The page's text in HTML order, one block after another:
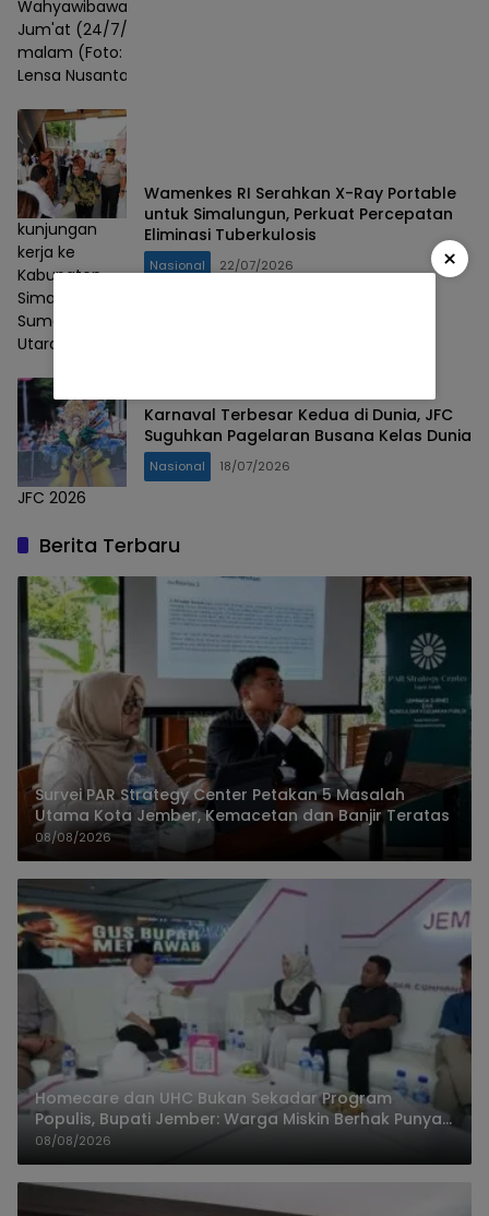
Wahyawibawagraha,
Jum'at (24/7/2026)
malam (Foto: Badri/
Lensa Nusantara)
kunjungan
kerja ke
Kabupaten
Simalungun,
Sumatera
Utara
Wamenkes RI Serahkan X-Ray Portable
untuk Simalungun, Perkuat Percepatan
Eliminasi Tuberkulosis
Nasional 22/07/2026
JFC 2026
Karnaval Terbesar Kedua di Dunia, JFC
Suguhkan Pagelaran Busana Kelas Dunia
Nasional 18/07/2026
Berita Terbaru
Survei PAR Strategy Center Petakan 5 Masalah
Utama Kota Jember, Kemacetan dan Banjir Teratas
08/08/2026
Homecare dan UHC Bukan Sekadar Program
Populis, Bupati Jember: Warga Miskin Berhak Punya
Akses Dokter Keluarga
08/08/2026
×